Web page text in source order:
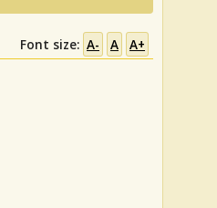
Font size: A- A A+